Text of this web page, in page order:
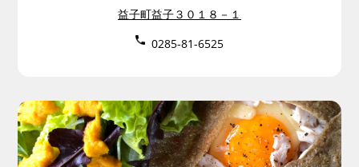
益子町益子３０１８－１
0285-81-6525